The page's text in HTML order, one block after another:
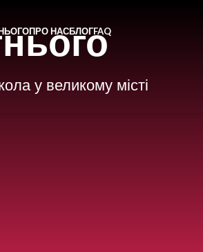
ПРО НАСБЛОГFAQ
у великому місті